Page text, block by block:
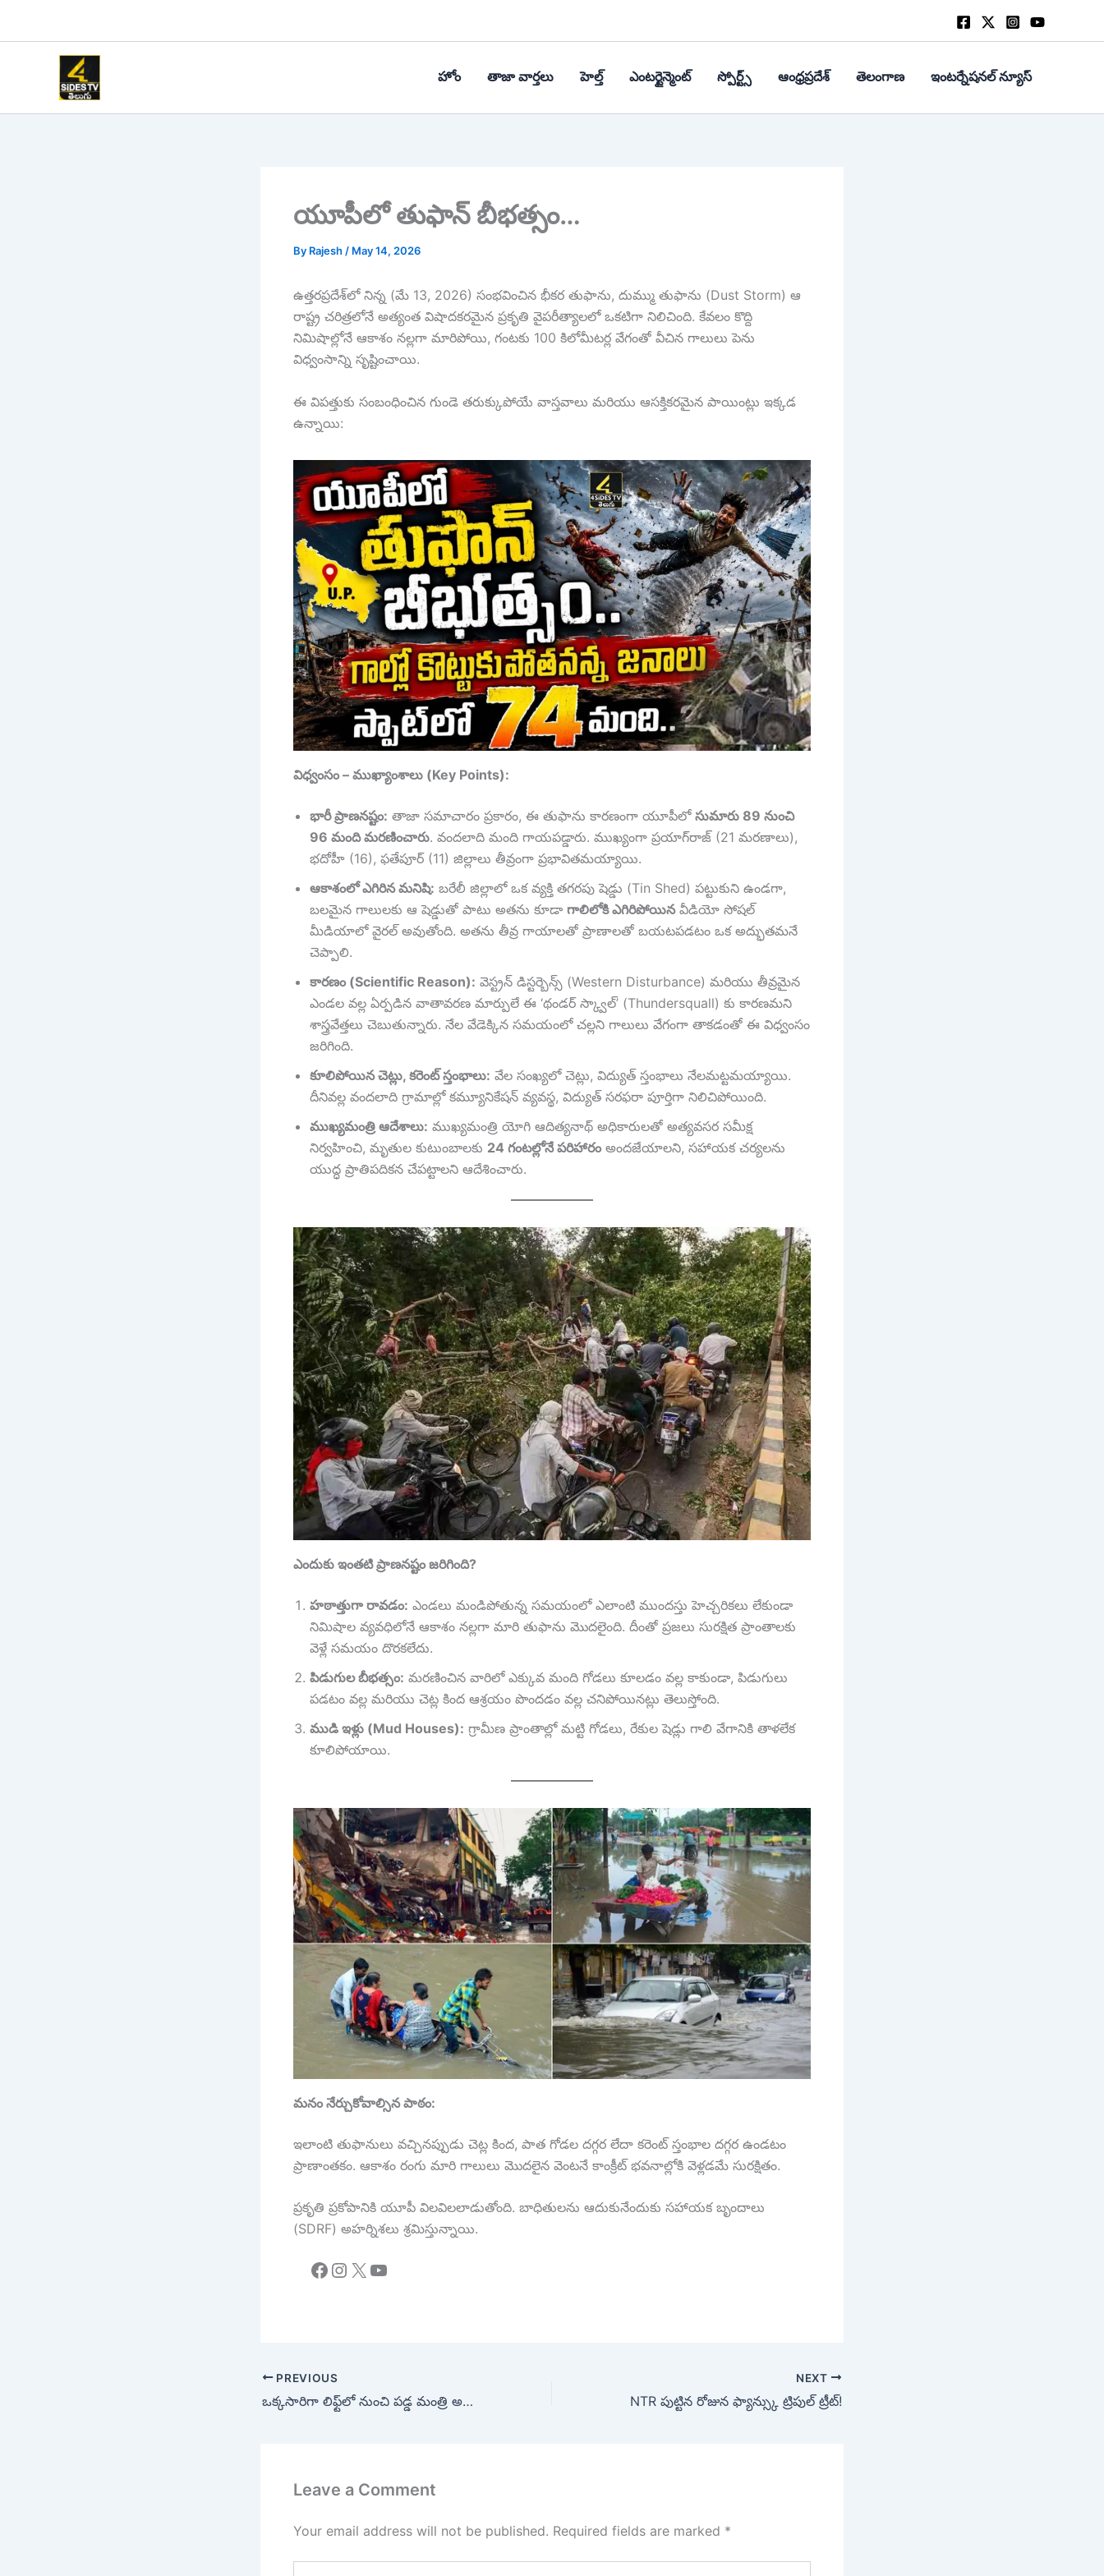
హోం తాజా వార్తలు హెల్త్‌ ఎంటర్టైన్మెంట్ స్పోర్ట్స్ ఆంధ్రప్రదేశ్ తెలంగాణ ఇంటర్నేషనల్ న్యూస్
యూపీలో తుఫాన్ బీభత్సం…
By Rajesh / May 14, 2026
ఉత్తరప్రదేశ్‌లో నిన్న (మే 13, 2026) సంభవించిన భీకర తుఫాను, దుమ్ము తుఫాను (Dust Storm) ఆ
రాష్ట్ర చరిత్రలోనే అత్యంత విషాదకరమైన ప్రకృతి వైపరీత్యాలలో ఒకటిగా నిలిచింది. కేవలం కొద్ది
నిమిషాల్లోనే ఆకాశం నల్లగా మారిపోయి, గంటకు 100 కిలోమీటర్ల వేగంతో వీచిన గాలులు పెను
విధ్వంసాన్ని సృష్టించాయి.
ఈ విపత్తుకు సంబంధించిన గుండె తరుక్కుపోయే వాస్తవాలు మరియు ఆసక్తికరమైన పాయింట్లు ఇక్కడ
ఉన్నాయి:
విధ్వంసం – ముఖ్యాంశాలు (Key Points):
భారీ ప్రాణనష్టం: తాజా సమాచారం ప్రకారం, ఈ తుఫాను కారణంగా యూపీలో సుమారు 89 నుంచి
96 మంది మరణించారు. వందలాది మంది గాయపడ్డారు. ముఖ్యంగా ప్రయాగ్‌రాజ్ (21 మరణాలు),
భదోహీ (16), ఫతేపూర్ (11) జిల్లాలు తీవ్రంగా ప్రభావితమయ్యాయి.
ఆకాశంలో ఎగిరిన మనిషి: బరేలీ జిల్లాలో ఒక వ్యక్తి తగరపు షెడ్డు (Tin Shed) పట్టుకుని ఉండగా,
బలమైన గాలులకు ఆ షెడ్డుతో పాటు అతను కూడా గాలిలోకి ఎగిరిపోయినవీడియో సోషల్
మీడియాలో వైరల్ అవుతోంది. అతను తీవ్ర గాయాలతో ప్రాణాలతో బయటపడటం ఒక అద్భుతమనే
చెప్పాలి.
కారణం (Scientific Reason): వెస్ట్రన్ డిస్టర్బెన్స్ (Western Disturbance) మరియు తీవ్రమైన
ఎండల వల్ల ఏర్పడిన వాతావరణ మార్పులే ఈ ‘థండర్ స్క్వాల్’ (Thundersquall) కు కారణమని
శాస్త్రవేత్తలు చెబుతున్నారు. నేల వేడెక్కిన సమయంలో చల్లని గాలులు వేగంగా తాకడంతో ఈ విధ్వంసం
జరిగింది.
కూలిపోయిన చెట్లు, కరెంట్ స్తంభాలు: వేల సంఖ్యలో చెట్లు, విద్యుత్ స్తంభాలు నేలమట్టమయ్యాయి.
దీనివల్ల వందలాది గ్రామాల్లో కమ్యూనికేషన్ వ్యవస్థ, విద్యుత్ సరఫరా పూర్తిగా నిలిచిపోయింది.
ముఖ్యమంత్రి ఆదేశాలు: ముఖ్యమంత్రి యోగి ఆదిత్యనాథ్ అధికారులతో అత్యవసర సమీక్ష
నిర్వహించి, మృతుల కుటుంబాలకు 24 గంటల్లోనే పరిహారంఅందజేయాలని, సహాయక చర్యలను
యుద్ధ ప్రాతిపదికన చేపట్టాలని ఆదేశించారు.
ఎందుకు ఇంతటి ప్రాణనష్టం జరిగింది?
హఠాత్తుగా రావడం: ఎండలు మండిపోతున్న సమయంలో ఎలాంటి ముందస్తు హెచ్చరికలు లేకుండా
నిమిషాల వ్యవధిలోనే ఆకాశం నల్లగా మారి తుఫాను మొదలైంది. దీంతో ప్రజలు సురక్షిత ప్రాంతాలకు
వెళ్లే సమయం దొరకలేదు.
పిడుగుల బీభత్సం: మరణించిన వారిలో ఎక్కువ మంది గోడలు కూలడం వల్ల కాకుండా, పిడుగులు
పడటం వల్ల మరియు చెట్ల కింద ఆశ్రయం పొందడం వల్ల చనిపోయినట్లు తెలుస్తోంది.
ముడి ఇళ్లు (Mud Houses): గ్రామీణ ప్రాంతాల్లో మట్టి గోడలు, రేకుల షెడ్లు గాలి వేగానికి తాళలేక
కూలిపోయాయి.
మనం నేర్చుకోవాల్సిన పాఠం:
ఇలాంటి తుఫానులు వచ్చినప్పుడు చెట్ల కింద, పాత గోడల దగ్గర లేదా కరెంట్ స్తంభాల దగ్గర ఉండటం
ప్రాణాంతకం. ఆకాశం రంగు మారి గాలులు మొదలైన వెంటనే కాంక్రీట్ భవనాల్లోకి వెళ్లడమే సురక్షితం.
ప్రకృతి ప్రకోపానికి యూపీ విలవిలలాడుతోంది. బాధితులను ఆదుకునేందుకు సహాయక బృందాలు
(SDRF) అహర్నిశలు శ్రమిస్తున్నాయి.
Facebook
Instagram
X YouTube
PREVIOUS
ఒక్కసారిగా లిఫ్ట్‌లో నుంచి పడ్డ మంత్రి అడ్లూరి
NEXT
NTR పుట్టిన రోజున ఫ్యాన్స్కు ట్రిపుల్ ట్రీట్!
Leave a Comment
Your email address will not be published. Required fields are marked *